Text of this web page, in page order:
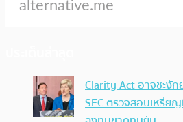
Clarity Act อาจชะงั
SEC ตรวจสอบเหรีย